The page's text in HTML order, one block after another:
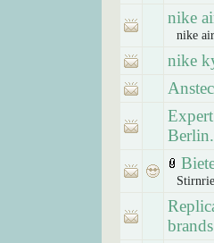
nike
nike
nike
Berlin.
brands